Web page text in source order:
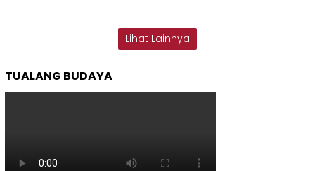
Lihat Lainnya
TUALANG BUDAYA